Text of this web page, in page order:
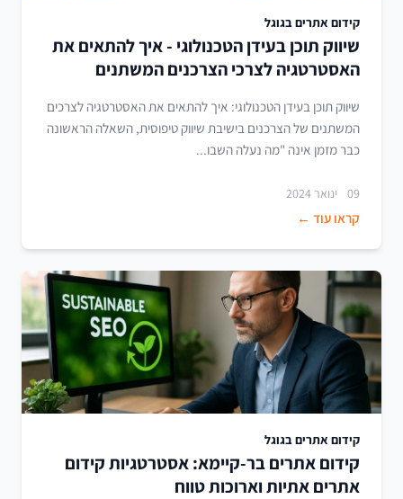
קידום אתרים בגוגל
שיווק תוכן בעידן הטכנולוגי - איך להתאים את
האסטרטגיה לצרכי הצרכנים המשתנים
שיווק תוכן בעידן הטכנולוגי: איך להתאים את האסטרטגיה לצרכים
המשתנים של הצרכנים בישיבת שיווק טיפוסית, השאלה הראשונה
כבר מזמן אינה "מה נעלה השבו...
09 ינואר 2024
קראו עוד ←
קידום אתרים בגוגל
קידום אתרים בר-קיימא: אסטרטגיות קידום
אתרים אתיות וארוכות טווח